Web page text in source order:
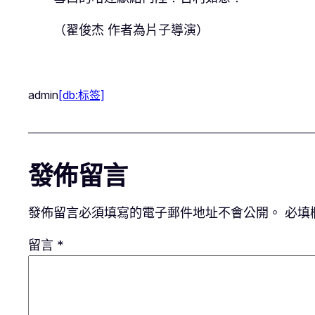
（翟俊杰 作者為片子導演）
admin[db:标签]
發佈留言
發佈留言必須填寫的電子郵件地址不會公開。 必填
留言 *